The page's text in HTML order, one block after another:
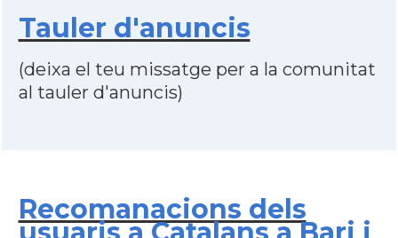
Tauler d'anuncis
(deixa el teu missatge per a la comunitat
al tauler d'anuncis)
Recomanacions dels